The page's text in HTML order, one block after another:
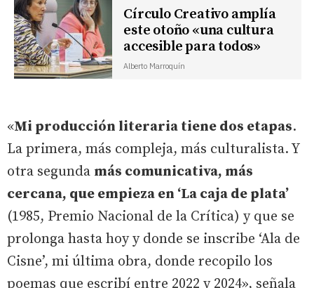
Círculo Creativo amplía
este otoño «una cultura
accesible para todos»
Alberto Marroquín
«Mi producción literaria tiene dos etapas.
La primera, más compleja, más culturalista. Y
otra segunda más comunicativa, más
cercana, que empieza en ‘La caja de plata’
(1985, Premio Nacional de la Crítica) y que se
prolonga hasta hoy y donde se inscribe ‘Ala de
Cisne’, mi última obra, donde recopilo los
poemas que escribí entre 2022 y 2024», señala